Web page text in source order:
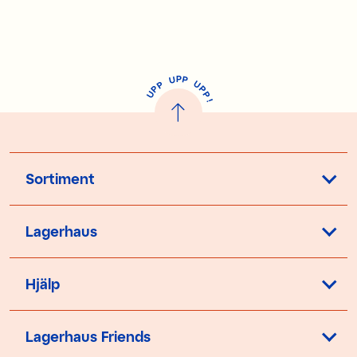
U
P
P UPP UP
P
!
Sortiment
Lagerhaus
Hjälp
Lagerhaus Friends